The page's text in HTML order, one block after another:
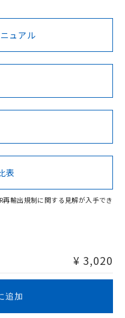
く前に、以下を必ずお読
Cd Cr(VI)
性があります。
ュアル
表
輸出規制に関する見解が入手でき
¥ 3,020
追加